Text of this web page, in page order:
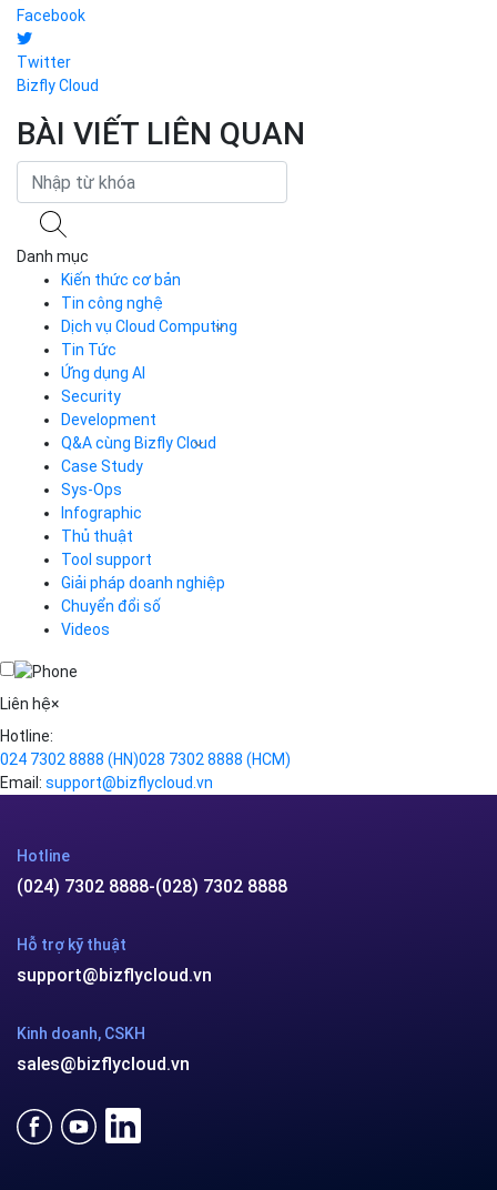
Facebook
Twitter
Bizfly Cloud
BÀI VIẾT LIÊN QUAN
Danh mục
Kiến thức cơ bản
Tin công nghệ
Dịch vụ Cloud Computing
Cloud Server
CDN
Load Balancer
Auto Scaling
Container Registry
Kubernetes
Cloud Database
Call Center
Business Email
Simple Storage
VOD
VPN
Traffic Manager
Cloud VPS
Videos
Tin Tức
Ứng dụng AI
Security
Development
Q&A cùng Bizfly Cloud
Q&A về Bizfly Cloud Server
Thao tác kết nối tới server
Videos
Q&A về Bizfly Business Email
Videos
Case Study
Sys-Ops
Infographic
Thủ thuật
Tool support
Giải pháp doanh nghiệp
Chuyển đổi số
Videos
Liên hệ×
Hotline:
024 7302 8888 (HN)028 7302 8888 (HCM)
Email: support@bizflycloud.vn
Hotline
(024) 7302 8888-(028) 7302 8888
Hỗ trợ kỹ thuật
support@bizflycloud.vn
Kinh doanh, CSKH
sales@bizflycloud.vn